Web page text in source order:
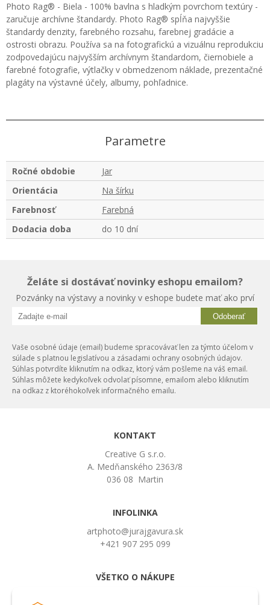
Photo Rag® - Biela - 100% bavlna s hladkým povrchom textúry -
zaručuje archívne štandardy. Photo Rag® spĺňa najvyššie
štandardy denzity, farebného rozsahu, farebnej gradácie a
ostrosti obrazu. Používa sa na fotografickú a vizuálnu reprodukciu
zodpovedajúcu najvyšším archívnym štandardom, čiernobiele a
farebné fotografie, výtlačky v obmedzenom náklade, prezentačné
plagáty na výstavné účely, albumy, pohľadnice.
Parametre
Ročné obdobie
Jar
Orientácia
Na šírku
Farebnosť
Farebná
Dodacia doba
do 10 dní
Želáte si dostávať novinky eshopu emailom?
Pozvánky na výstavy a novinky v eshope budete mať ako prví
Odoberať
Vaše osobné údaje (email) budeme spracovávať len za týmto účelom v
súlade s platnou legislatívou a zásadami ochrany osobných údajov.
Súhlas potvrdíte kliknutím na odkaz, ktorý vám pošleme na váš email.
Súhlas môžete kedykoľvek odvolať písomne, emailom alebo kliknutím
na odkaz z ktoréhokoľvek informačného emailu.
KONTAKT
Creative G s.r.o.
A. Medňanského 2363/8
036 08 Martin
INFOLINKA
artphoto@jurajgavura.sk
+421 907 295 099
VŠETKO O NÁKUPE